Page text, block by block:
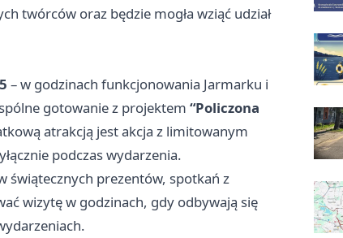
twórców oraz będzie mogła wziąć udział
– w godzinach funkcjonowania Jarmarku i
gotowanie z projektem “Policzona
atrakcją jest akcja z limitowanym
podczas wydarzenia.
świątecznych prezentów, spotkań z
wizytę w godzinach, gdy odbywają się